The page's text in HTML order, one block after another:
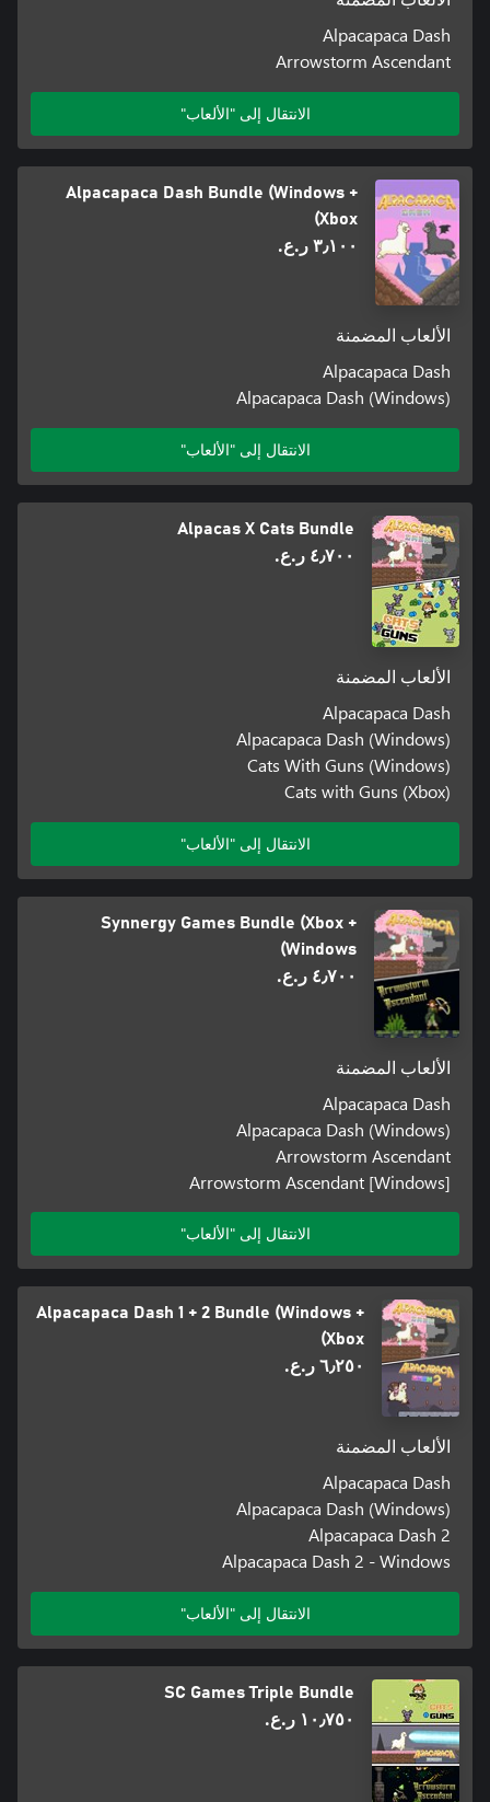
Alpacapaca Dash
Arrowstorm Ascendant
الانتقال إلى "الألعاب"
Alpacapaca Dash Bundle (Windows +
Xbox)
٣٫١٠٠ ر.ع.‏
الألعاب المضمنة
Alpacapaca Dash
Alpacapaca Dash (Windows)
الانتقال إلى "الألعاب"
Alpacas X Cats Bundle
٤٫٧٠٠ ر.ع.‏
الألعاب المضمنة
Alpacapaca Dash
Alpacapaca Dash (Windows)
Cats With Guns (Windows)
Cats with Guns (Xbox)
الانتقال إلى "الألعاب"
Synnergy Games Bundle (Xbox +
Windows)
٤٫٧٠٠ ر.ع.‏
الألعاب المضمنة
Alpacapaca Dash
Alpacapaca Dash (Windows)
Arrowstorm Ascendant
Arrowstorm Ascendant [Windows]
الانتقال إلى "الألعاب"
Alpacapaca Dash 1 + 2 Bundle (Windows +
Xbox)
٦٫٢٥٠ ر.ع.‏
الألعاب المضمنة
Alpacapaca Dash
Alpacapaca Dash (Windows)
Alpacapaca Dash 2
Alpacapaca Dash 2 - Windows
الانتقال إلى "الألعاب"
SC Games Triple Bundle
١٠٫٧٥٠ ر.ع.‏